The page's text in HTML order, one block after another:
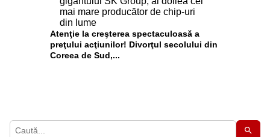
Atenţie la creşterea spectaculoasă a
preţului acţiunilor! Divorţul secolului din
Coreea de Sud,...